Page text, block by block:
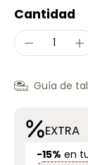
Cantidad
Guía de
EXTRA
-15% en